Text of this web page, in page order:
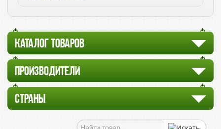
КАТАЛОГ ТОВАРОВ
ПРОИЗВОДИТЕЛИ
СТРАНЫ